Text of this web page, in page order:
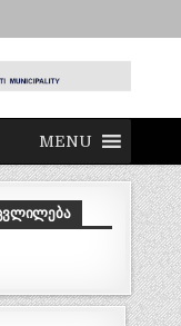
MENU